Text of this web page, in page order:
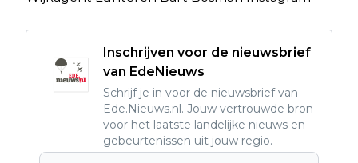
Inschrijven voor de nieuwsbrief
van EdeNieuws
Schrijf je in voor de nieuwsbrief van
Ede.Nieuws.nl. Jouw vertrouwde bron
voor het laatste landelijke nieuws en
gebeurtenissen uit jouw regio.